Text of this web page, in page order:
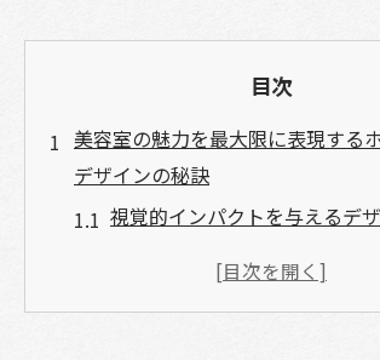
目次
美容室の魅力を最大限に表現する
デザインの秘訣
視覚的インパクトを与えるデ
ユーザーエクスペリエンスを